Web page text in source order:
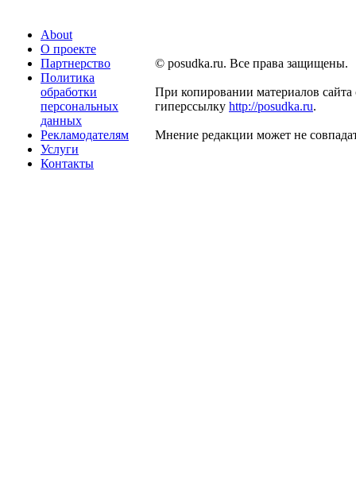
About
О проекте
Партнерство
Политика
обработки
персональных
данных
Рекламодателям
Услуги
Контакты
© posudka.ru. Все права защищены.
При копировании материалов сайта
гиперссылку http://posudka.ru.
Мнение редакции может не